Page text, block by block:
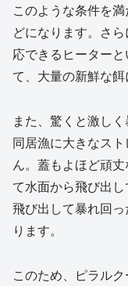
このような条件を
どになります。さ
応できるヒーター
て、大量の新鮮な餌
また、驚くと激し
同居漁に大きなス
ん。蓋もよほど頑
て水面から飛び出
飛び出して暴れ回
ります。
このため、ピラル